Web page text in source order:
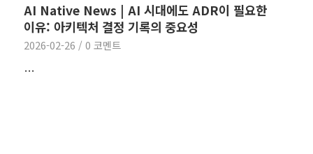
AI Native News | AI 시대에도 ADR이 필요한
이유: 아키텍처 결정 기록의 중요성
2026-02-26 / 0 코멘트
…